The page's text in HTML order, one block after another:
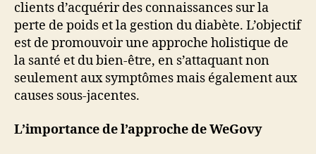
clients d’acquérir des connaissances sur la
perte de poids et la gestion du diabète. L’objectif
est de promouvoir une approche holistique de
la santé et du bien-être, en s’attaquant non
seulement aux symptômes mais également aux
causes sous-jacentes.
L’importance de l’approche de WeGovy